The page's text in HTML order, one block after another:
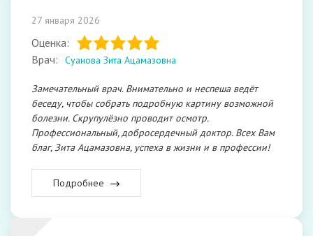
27 января 2026
Оценка:
Врач:
Суанова Зита Ацамазовна
Замечательный врач. Внимательно и неспеша ведёт
беседу, чтобы собрать подробную картину возможной
болезни. Скрупулёзно проводит осмотр.
Профессиональный, добросердечный доктор. Всех Вам
благ, Зита Ацамазовна, успеха в жизни и в профессии!
Подробнее